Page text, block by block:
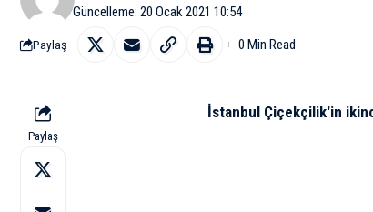
Güncelleme: 20 Ocak 2021 10:54
Paylaş 0 Min Read
Paylaş
İstanbul Çiçekçilik'in